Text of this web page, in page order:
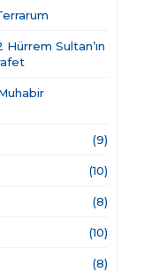
Sultan’ın
(9)
(10)
(8)
(10)
(8)